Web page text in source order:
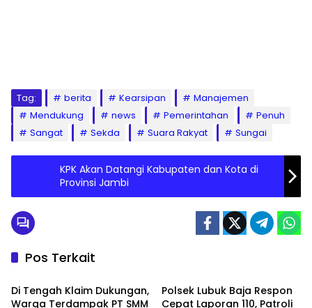
Tag: berita Kearsipan
Manajemen
Mendukung
news Pemerintahan
Penuh
Sangat
Sekda Suara Rakyat Sungai
KPK Akan Datangi Kabupaten dan Kota di
Provinsi Jambi
Pos Terkait
PEMERINTAHAN
Di Tengah Klaim Dukungan,
Warga Terdampak PT SMM
Polsek Lubuk Baja Respon
Cepat Laporan 110, Patroli